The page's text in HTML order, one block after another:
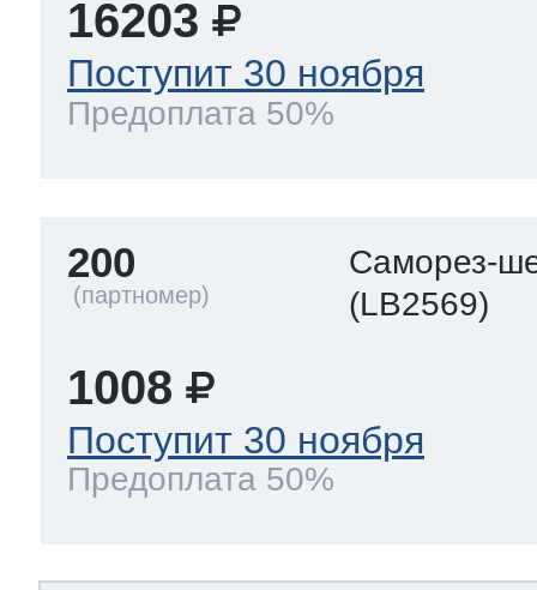
16203
Поступит 30 ноября
Предоплата 50%
200
Саморез-
(LB2569)
1008
Поступит 30 ноября
Предоплата 50%